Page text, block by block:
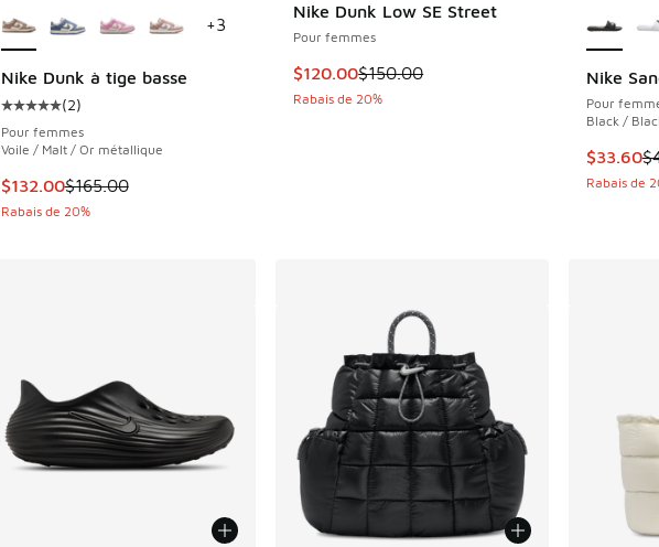
Nike Dunk à tige basse
Cote moyenne du client - [5 sur 5 étoiles], 2 commentaires
(2)
Pour femmes
Voile / Malt / Or métallique
Cet article est en solde. Le prix est passé de $165.00 à $132.00
$132.00$165.00
Rabais de 20%
+3
Nike Dunk Low SE Street
Pour femmes
Cet article est en solde. Le prix est passé de
$120.00$150.00
Rabais de 20%
Nike
Pour
Black /
Cet
$33.60
Rabais de